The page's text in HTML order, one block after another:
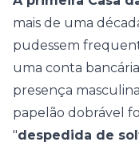
mais de uma
pudessem
uma conta
presença
papelão dobrável
"despedida de